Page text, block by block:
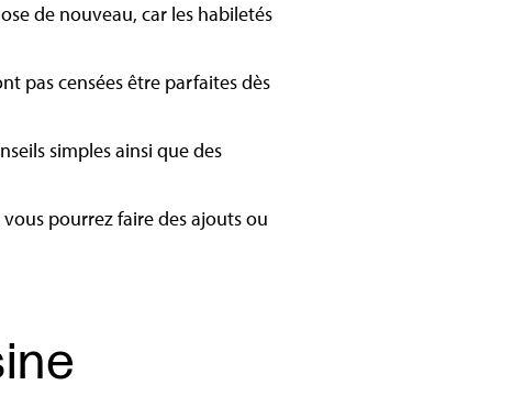
de nouveau, car les habiletés
pas censées être parfaites dès
simples ainsi que des
pourrez faire des ajouts ou